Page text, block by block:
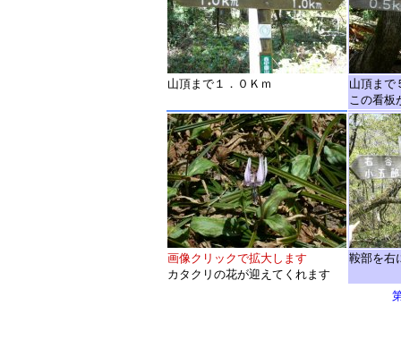
山頂まで１．０Ｋｍ
山頂まで
この看板
画像クリックで拡大します
カタクリの花が迎えてくれます
鞍部を右